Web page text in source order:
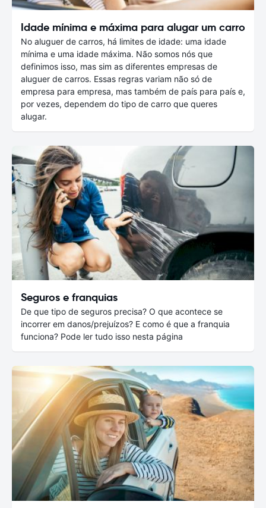
Idade mínima e máxima para alugar um carro
No aluguer de carros, há limites de idade: uma idade
mínima e uma idade máxima. Não somos nós que
definimos isso, mas sim as diferentes empresas de
aluguer de carros. Essas regras variam não só de
empresa para empresa, mas também de país para país e,
por vezes, dependem do tipo de carro que queres
alugar.
Seguros e franquias
De que tipo de seguros precisa? O que acontece se
incorrer em danos/prejuízos? E como é que a franquia
funciona? Pode ler tudo isso nesta página